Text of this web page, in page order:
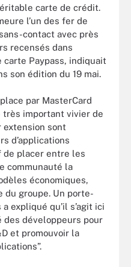
carte de crédit.
l’un des fer de
contact avec près
recensés dans
carte Paypass, indiquait
son édition du 19 mai.
par MasterCard
très important vivier de
extension sont
d’applications
de placer entre les
communauté la
économiques,
du groupe. Un porte-
expliqué qu’il s’agit ici
des développeurs pour
et promouvoir la